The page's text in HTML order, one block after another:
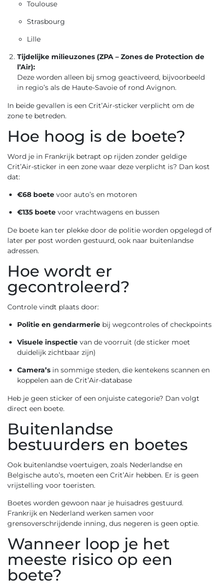
Toulouse
Strasbourg
Lille
Tijdelijke milieuzones (ZPA – Zones de Protection de
l’Air):
Deze worden alleen bij smog geactiveerd, bijvoorbeeld
in regio’s als de Haute-Savoie of rond Avignon.
In beide gevallen is een Crit’Air-sticker verplicht om de
zone te betreden.
Hoe hoog is de boete?
Word je in Frankrijk betrapt op rijden zonder geldige
Crit’Air-sticker in een zone waar deze verplicht is? Dan kost
dat:
€68 boete voor auto’s en motoren
€135 boete voor vrachtwagens en bussen
De boete kan ter plekke door de politie worden opgelegd of
later per post worden gestuurd, ook naar buitenlandse
adressen.
Hoe wordt er
gecontroleerd?
Controle vindt plaats door:
Politie en gendarmerie bij wegcontroles of checkpoints
Visuele inspectie van de voorruit (de sticker moet
duidelijk zichtbaar zijn)
Camera’s in sommige steden, die kentekens scannen en
koppelen aan de Crit’Air-database
Heb je geen sticker of een onjuiste categorie? Dan volgt
direct een boete.
Buitenlandse
bestuurders en boetes
Ook buitenlandse voertuigen, zoals Nederlandse en
Belgische auto’s, moeten een Crit’Air hebben. Er is geen
vrijstelling voor toeristen.
Boetes worden gewoon naar je huisadres gestuurd.
Frankrijk en Nederland werken samen voor
grensoverschrijdende inning, dus negeren is geen optie.
Wanneer loop je het
meeste risico op een
boete?